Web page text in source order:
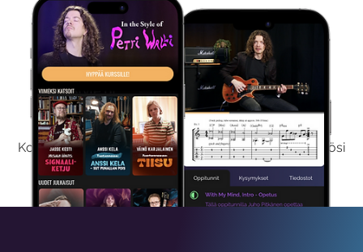
Kokeile Ilmaiseksi
Kokeilemalla ilmaiseksi saat koko sisältömme käyttöösi
viikon ajaksi.